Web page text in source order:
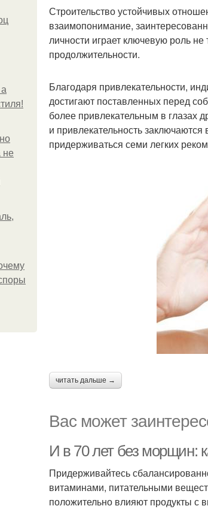
не
Строительство устойчивых
взаимопонимание,
личности играет ключевую роль
продолжительности.
Благодаря привлекательности,
достигают поставленных перед
более привлекательным в глазах
и привлекательность
придерживаться семи легких
читать дальше →
Вас может
И в 70 лет без морщин:
Придерживайтесь
витаминами, питательными
положительно влияют продукты